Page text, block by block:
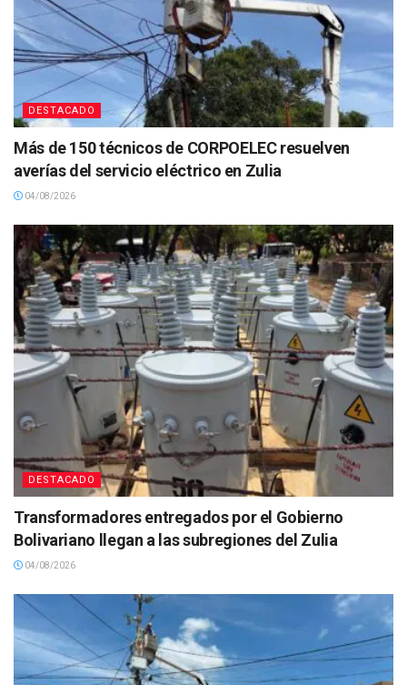
DESTACADO
Más de 150 técnicos de CORPOELEC resuelven
averías del servicio eléctrico en Zulia
04/08/2026
DESTACADO
Transformadores entregados por el Gobierno
Bolivariano llegan a las subregiones del Zulia
04/08/2026